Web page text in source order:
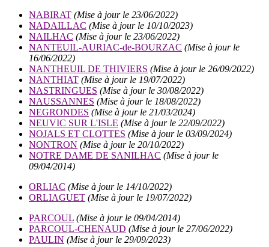
NABIRAT (Mise à jour le 23/06/2022)
NADAILLAC (Mise à jour le 10/10/2023)
NAILHAC (Mise à jour le 23/06/2022)
NANTEUIL-AURIAC-de-BOURZAC (Mise à jour le
16/06/2022)
NANTHEUIL DE THIVIERS (Mise à jour le 26/09/2022)
NANTHIAT (Mise à jour le 19/07/2022)
NASTRINGUES (Mise à jour le 30/08/2022)
NAUSSANNES (Mise à jour le 18/08/2022)
NEGRONDES (Mise à jour le 21/03/2024)
NEUVIC SUR L'ISLE (Mise à jour le 22/09/2022)
NOJALS ET CLOTTES (Mise à jour le 03/09/2024)
NONTRON (Mise à jour le 20/10/2022)
NOTRE DAME DE SANILHAC (Mise à jour le
09/04/2014)
ORLIAC (Mise à jour le 14/10/2022)
ORLIAGUET (Mise à jour le 19/07/2022)
PARCOUL (Mise à jour le 09/04/2014)
PARCOUL-CHENAUD (Mise à jour le 27/06/2022)
PAULIN (Mise à jour le 29/09/2023)